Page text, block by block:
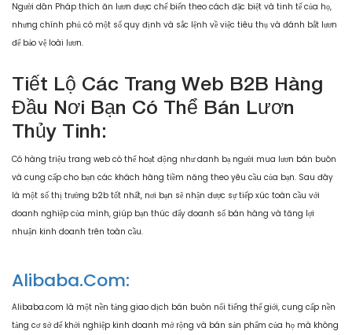
Người dân Pháp thích ăn lươn được chế biến theo cách đặc biệt và tinh tế của họ,
nhưng chính phủ có một số quy định và sắc lệnh về việc tiêu thụ và đánh bắt lươn
để bảo vệ loài lươn.
Tiết Lộ Các Trang Web B2B Hàng
Đầu Nơi Bạn Có Thể Bán Lươn
Thủy Tinh:
Có hàng triệu trang web có thể hoạt động như danh bạ người mua lươn bán buôn
và cung cấp cho bạn các khách hàng tiềm năng theo yêu cầu của bạn. Sau đây
là một số thị trường b2b tốt nhất, nơi bạn sẽ nhận được sự tiếp xúc toàn cầu với
doanh nghiệp của mình, giúp bạn thúc đẩy doanh số bán hàng và tăng lợi
nhuận kinh doanh trên toàn cầu.
Alibaba.com:
Alibaba.com là một nền tảng giao dịch bán buôn nổi tiếng thế giới, cung cấp nền
tảng cơ sở để khởi nghiệp kinh doanh mở rộng và bán sản phẩm của họ mà không